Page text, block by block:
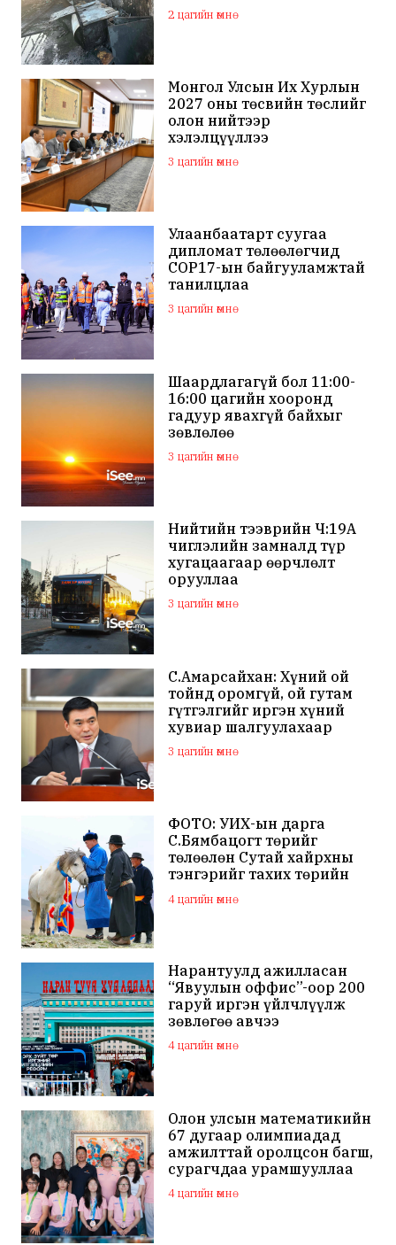
шатжээ
2 цагийн өмнө
Монгол Улсын Их Хурлын
2027 оны төсвийн төслийг
олон нийтээр
хэлэлцүүллээ
3 цагийн өмнө
Улаанбаатарт суугаа
дипломат төлөөлөгчид
COP17-ын байгууламжтай
танилцлаа
3 цагийн өмнө
Шаардлагагүй бол 11:00-
16:00 цагийн хооронд
гадуур явахгүй байхыг
зөвлөлөө
3 цагийн өмнө
Нийтийн тээврийн Ч:19А
чиглэлийн замналд түр
хугацаагаар өөрчлөлт
орууллаа
3 цагийн өмнө
С.Амарсайхан: Хүний ой
тойнд оромгүй, ой гутам
гүтгэлгийг иргэн хүний
хувиар шалгуулахаар
хуулийн байгууллагад
хандсан
3 цагийн өмнө
ФОТО: УИХ-ын дарга
С.Бямбацогт төрийг
төлөөлөн Сутай хайрхны
тэнгэрийг тахих төрийн
тахилгад оролцлоо
4 цагийн өмнө
Нарантуулд ажилласан
“Явуулын оффис”-оор 200
гаруй иргэн үйлчлүүлж
зөвлөгөө авчээ
4 цагийн өмнө
Олон улсын математикийн
67 дугаар олимпиадад
амжилттай оролцсон багш,
сурагчдаа урамшууллаа
4 цагийн өмнө